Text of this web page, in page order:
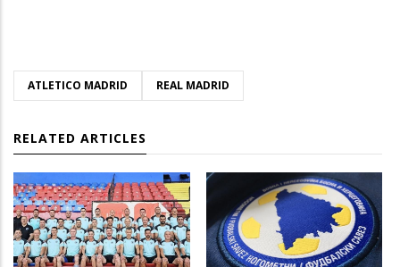
ATLETICO MADRID REAL MADRID
RELATED ARTICLES